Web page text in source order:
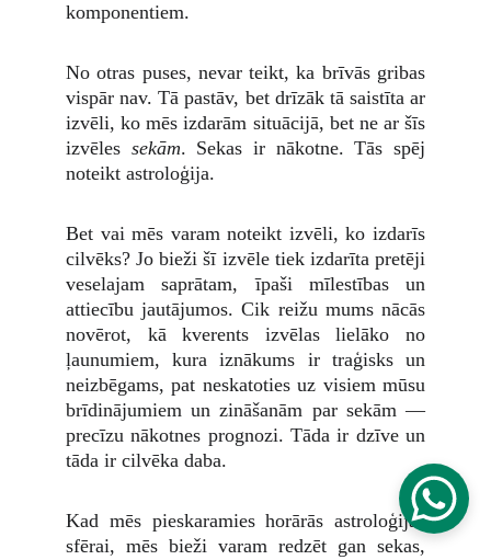
komponentiem.
No otras puses, nevar teikt, ka brīvās gribas
vispār nav. Tā pastāv, bet drīzāk tā saistīta ar
izvēli, ko mēs izdarām situācijā, bet ne ar šīs
izvēles sekām. Sekas ir nākotne. Tās spēj
noteikt astroloģija.
Bet vai mēs varam noteikt izvēli, ko izdarīs
cilvēks? Jo bieži šī izvēle tiek izdarīta pretēji
veselajam saprātam, īpaši mīlestības un
attiecību jautājumos. Cik reižu mums nācās
novērot, kā kverents izvēlas lielāko no
ļaunumiem, kura iznākums ir traģisks un
neizbēgams, pat neskatoties uz visiem mūsu
brīdinājumiem un zināšanām par sekām —
precīzu nākotnes prognozi. Tāda ir dzīve un
tāda ir cilvēka daba.
Kad mēs pieskaramies horārās astroloģijas
sfērai, mēs bieži varam redzēt gan sekas,